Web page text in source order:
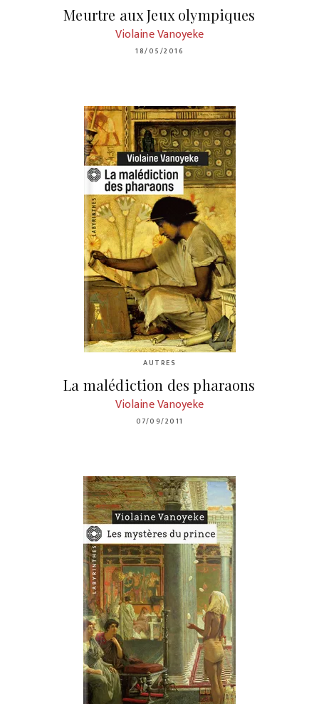
Meurtre aux Jeux olympiques
Violaine Vanoyeke
18/05/2016
AUTRES
La malédiction des pharaons
Violaine Vanoyeke
07/09/2011